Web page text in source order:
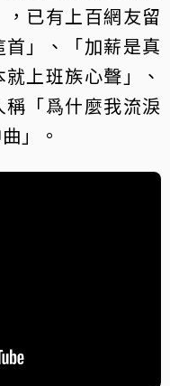
，已有上百網友留
」、「加薪是真
上班族心聲」、
稱「爲什麼我流淚
」。